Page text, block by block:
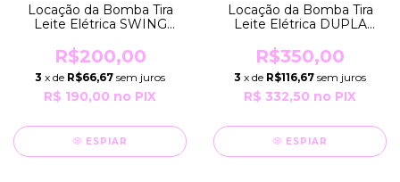
Locação da Bomba Tira
Leite Elétrica SWING
Dias EXTRATORA Bivolt e
com Pilhas Medela
R$200,00
3 x de R$66,67 sem juros
R$ 190,00 no PIX
ESPIAR
Locação da Bomba Tira
Leite Elétrica DUPLA
FREE por 30 Dias BIVOLT
com Bateria Recarregável
Medela
R$350,00
3 x de R$116,67 sem juros
R$ 332,50 no PIX
ESPIAR